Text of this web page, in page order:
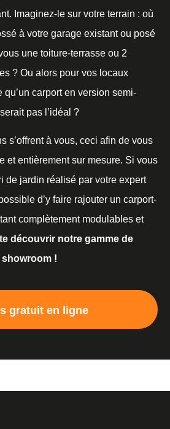
Imaginez-le sur votre terrain : où
à votre garage existant ou posé
une toiture-terrasse ou 2
? Ou alors pour vos locaux
qu’un carport en version semi-
pas l’idéal ?
s’offrent à vous, ceci afin de vous
et entièrement sur mesure. Si vous
de jardin réalisé par votre expert
d’y faire rajouter un carport-
complètement modulables et
découvrir notre gamme de
!
gratuit en ligne